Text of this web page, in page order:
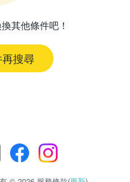
其他條件吧！
搜尋